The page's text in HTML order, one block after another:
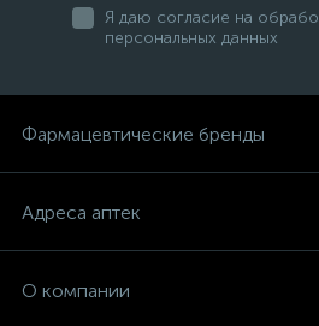
Я даю согласие на
персональных данных
Фармацевтические бренды
Адреса аптек
О компании